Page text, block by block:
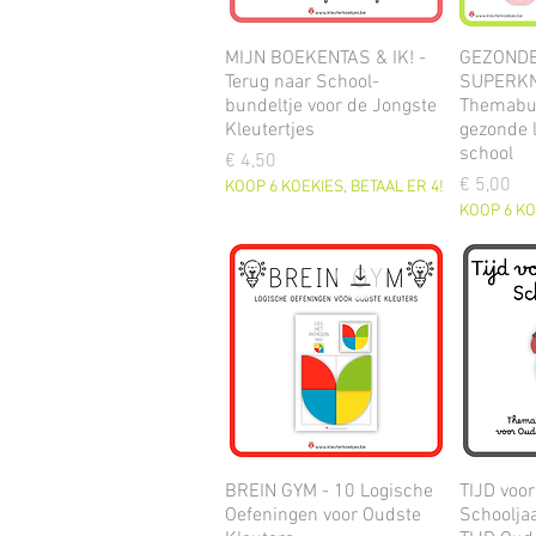
MIJN BOEKENTAS & IK! -
Terug naar School-
bundeltje voor de Jongste
Kleutertjes
Prijs
€ 4,50
KOOP 6 KOEKIES, BETAAL ER 4!
gezonde
school
Prijs
€ 5,00
KOOP 6
BREIN GYM - 10 Logische
Oefeningen voor Oudste
TIJD